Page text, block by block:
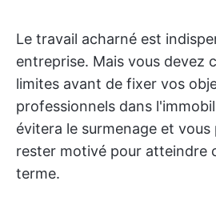
Le travail acharné est
entreprise. Mais vous devez
limites avant de fixer vos
professionnels dans
évitera le surmenage et
rester motivé pour atteindre
terme.